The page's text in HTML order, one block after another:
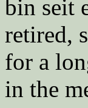
bin seit
retired,
for a
in the